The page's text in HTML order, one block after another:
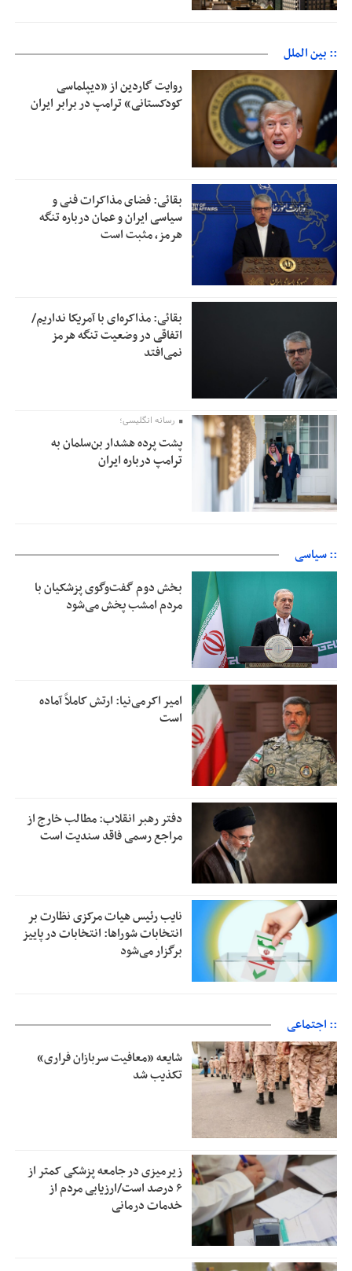
:: بین الملل
روایت گاردین از «دیپلماسی
کودکستانی» ترامپ در برابر ایران
بقائی: فضای مذاکرات فنی و
سیاسی ایران و عمان درباره تنگه
هرمز، مثبت است
بقائی: مذاکره‌ای با آمریکا نداریم/
اتفاقی در وضعیت تنگه هرمز
نمی‌افتد
رسانه انگلیسی؛
پشت پرده هشدار بن‌سلمان به
ترامپ درباره ایران
:: سیاسی
بخش دوم گفت‌وگوی پزشکیان با
مردم امشب پخش می‌شود
امیر اکرمی‌نیا: ارتش کاملاً آماده
است
دفتر رهبر انقلاب: مطالب خارج از
مراجع رسمی فاقد سندیت است
نایب رئیس هیات مرکزی نظارت بر
انتخابات شوراها: انتخابات در پاییز
برگزار می‌شود
:: اجتماعی
شایعه «معافیت سربازان فراری»
تکذیب شد
زیرمیزی در جامعه پزشکی کمتر از
۶ درصد است/ارزیابی مردم از
خدمات درمانی